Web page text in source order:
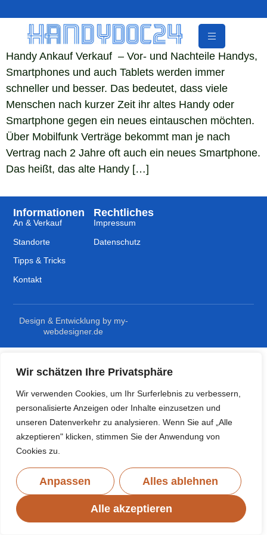
Wir schätzen Ihre Privatsphäre
Wir verwenden Cookies, um Ihr Surferlebnis zu verbessern,
personalisierte Anzeigen oder Inhalte einzusetzen und
unseren Datenverkehr zu analysieren. Wenn Sie auf „Alle
akzeptieren" klicken, stimmen Sie der Anwendung von
Cookies zu.
Anpassen Alles ablehnen
Alle akzeptieren
Handy Ankauf Verkauf – Vor- und Nachteile Handys,
Smartphones und auch Tablets werden immer
schneller und besser. Das bedeutet, dass viele
Menschen nach kurzer Zeit ihr altes Handy oder
Smartphone gegen ein neues eintauschen möchten.
Über Mobilfunk Verträge bekommt man je nach
Vertrag nach 2 Jahre oft auch ein neues Smartphone.
Das heißt, das alte Handy […]
Informationen
An & Verkauf
Standorte
Tipps & Tricks
Kontakt
Rechtliches
Impressum
Datenschutz
Design & Entwicklung by my-
webdesigner.de